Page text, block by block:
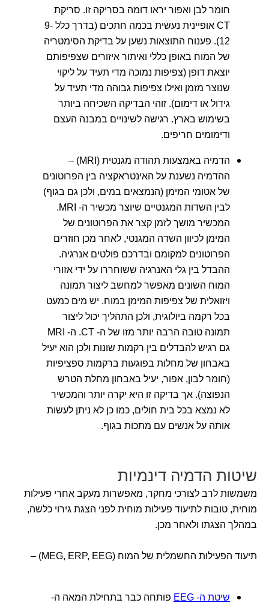
חומר לבן ואפור יראו דומה בסריקה זו. סריקת
CT אופיינית נעשית בכמה חתכים (בדרך כלל 9-
12). פענוח התוצאות נשען על בדיקת הסימטריה
של המוח באופן כללי ואיתור איזורים שצפיפותם
יוצאת דופן (צפיפות נמוכה מדי תעיד על ליקוי
שנוצר מזמן ואילו צפיפות גבוהה מדי תעיד על
גידול או דימום). זוהי הבדיקה השכיחה ביותר
בשימוש בארץ. רגישה לשינויים במבנה העצם
ודימומים חריפים.
הדמיה באמצעות תהודה מגנטית (MRI) –
ההדמיה נשענת על האינטראקציה בין הפרוטונים
של אטומי המימן (הנמצאים במים, ולכן גם בגוף)
לבין השדות המגנטיים שיוצר מכשיר ה- MRI.
המכשיר מושך לזמן קצר את הפרוטונים של
המימן לכיוון השדה המגנטי, לאחר מכן חוזרים
הפרוטונים למקומם ובדרכם פולטים אנרגיה.
ההבדל בין גלי האנרגיה ששוחררו על ידי אזורי
המוח השונים מאפשר למחשב ליצור תמונה
ויזואלית של צפיפות המימן במוח. יש מים כמעט
בכל רקמה ביולוגית, ולכן התהליך יכול ליצור
תמונה טובה הרבה יותר מזו של ה- CT. ה- MRI
גם רגיש להבדלים בין רקמות שונות ולכן הוא יעיל
באבחון של מחלות בפוגעות ברקמות ספציפיות
(חומר לבון, אפור, יעיל באבחון מחלת הטרש
הנפוצה). אך בדיקה זו היא יקרה יותר והמכשיר
לא נמצא בכל בית חולים, כמו כן לא ניתן לעשות
אותה על אנשים עם מתכות בגוף.
שיטות הדמיה דינמיות
משמשות לרב לצורכי מחקר, מאפשרות מעקב אחרי פעילות
מוחית, טובות לתיעוד פעילות מוחית לפני הצגת גירוי כלשה,
במהלך הצגתו ולאחר מכן.
תיעוד הפעילות החשמלית של המוח (MEG, ERP, EEG) –
שיטת ה- EEG
פותחה כבר בתחילת המאה ה-